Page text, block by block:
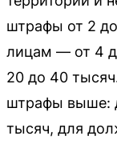
штрафы от 2
лицам — от 4
20 до 40
штрафы выше:
тысяч, для